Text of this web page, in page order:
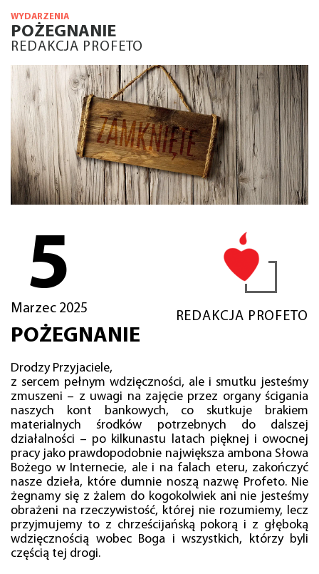
WYDARZENIA
POŻEGNANIE
REDAKCJA PROFETO
5
Marzec 2025
REDAKCJA PROFETO
POŻEGNANIE
Drodzy Przyjaciele,
z sercem pełnym wdzięczności, ale i smutku jesteśmy
zmuszeni – z uwagi na zajęcie przez organy ścigania
naszych kont bankowych, co skutkuje brakiem
materialnych środków potrzebnych do dalszej
działalności – po kilkunastu latach pięknej i owocnej
pracy jako prawdopodobnie największa ambona Słowa
Bożego w Internecie, ale i na falach eteru, zakończyć
nasze dzieła, które dumnie noszą nazwę Profeto. Nie
żegnamy się z żalem do kogokolwiek ani nie jesteśmy
obrażeni na rzeczywistość, której nie rozumiemy, lecz
przyjmujemy to z chrześcijańską pokorą i z głęboką
wdzięcznością wobec Boga i wszystkich, którzy byli
częścią tej drogi.